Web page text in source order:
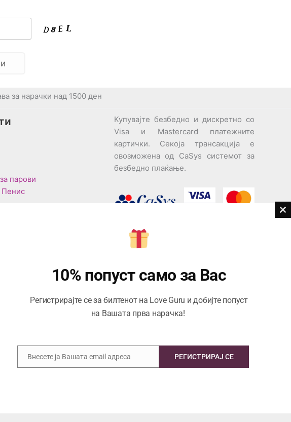
за нарачки над 1500 ден
парови
Пенис
Брендови
Grey
Купувајте безбедно и дискретно со
Visa и Mastercard платежните
картички. Секоја трансакција е
овозможена од CaSys системот за
безбедно плаќање.
Центар за корисници
076945497; 076945498
Email:
contact@loveguru.mk
Саб – Нед: 10-18
10% попуст само за Вас
Регистрирајте се за билтенот на Love Guru и добијте попуст
на Вашата прва нарачка!
Email
Внесете ја Вашата email адреса РЕГИСТРИРАЈ СЕ